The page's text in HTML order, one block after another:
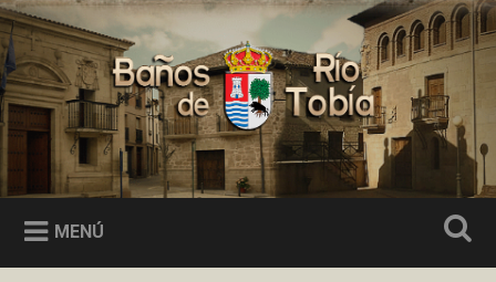
Saltar
al
contenido
Buscar
Baños de Río Tobía
MENÚ